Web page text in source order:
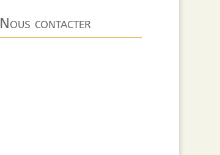
Nous contacter